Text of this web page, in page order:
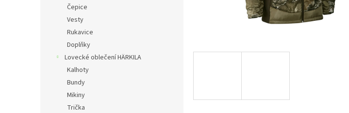
Čepice
Vesty
Rukavice
Doplňky
Lovecké oblečení HÄRKILA
Kalhoty
Bundy
Mikiny
Trička